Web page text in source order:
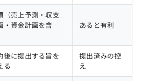
（売上予測・収支
・資金計画を含
あると有利
後に提出する旨を
る
提出済みの控
え